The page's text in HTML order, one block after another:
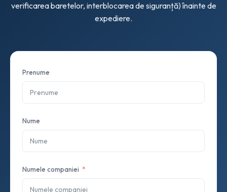
verificarea baretelor, interblocarea de siguranță) înainte de
expediere.
Prenume
Nume
Numele companiei